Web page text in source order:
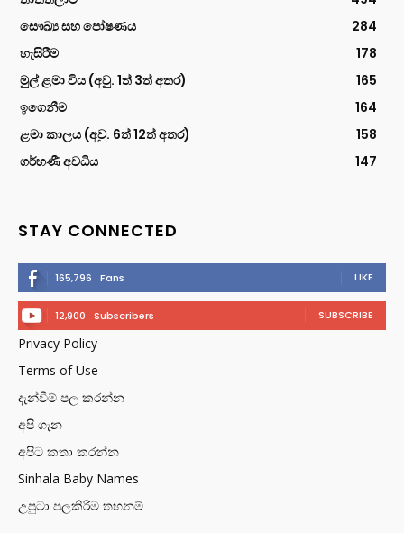
සෞඛ්‍ය සහ පෝෂණය
284
හැසිරීම
178
මුල් ළමා විය (අවු. 1ත් 3ත් අතර)
165
ඉගෙනීම
164
ළමා කාලය (අවු. 6ත් 12ත් අතර)
158
ගර්භණී අවධිය
147
STAY CONNECTED
165,796 Fans LIKE
12,900 Subscribers SUBSCRIBE
Privacy Policy
Terms of Use
දැන්වීම් පල කරන්න
අපි ගැන
අපිට කතා කරන්න
Sinhala Baby Names
උපුටා පලකිරීම තහනම්